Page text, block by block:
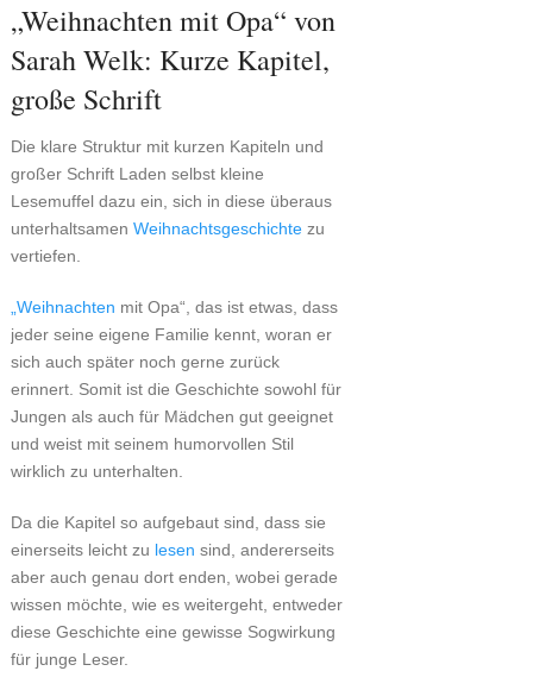
„Weihnachten mit Opa“ von
Sarah Welk: Kurze Kapitel,
große Schrift
Die klare Struktur mit kurzen Kapiteln und
großer Schrift Laden selbst kleine
Lesemuffel dazu ein, sich in diese überaus
unterhaltsamen Weihnachtsgeschichtezu
vertiefen.
„Weihnachten mit Opa“, das ist etwas, dass
jeder seine eigene Familie kennt, woran er
sich auch später noch gerne zurück
erinnert. Somit ist die Geschichte sowohl für
Jungen als auch für Mädchen gut geeignet
und weist mit seinem humorvollen Stil
wirklich zu unterhalten.
Da die Kapitel so aufgebaut sind, dass sie
einerseits leicht zu lesen sind, andererseits
aber auch genau dort enden, wobei gerade
wissen möchte, wie es weitergeht, entweder
diese Geschichte eine gewisse Sogwirkung
für junge Leser.